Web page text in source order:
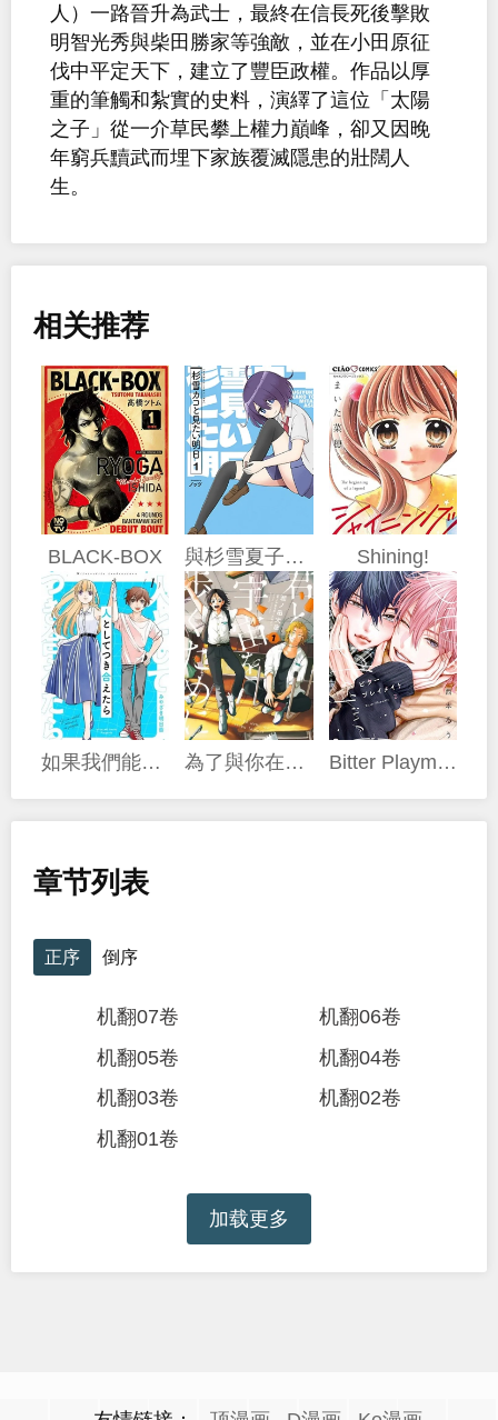
人）一路晉升為武士，最終在信長死後擊敗
明智光秀與柴田勝家等強敵，並在小田原征
伐中平定天下，建立了豐臣政權。作品以厚
重的筆觸和紮實的史料，演繹了這位「太陽
之子」從一介草民攀上權力巔峰，卻又因晚
年窮兵黷武而埋下家族覆滅隱患的壯闊人
生。
相关推荐
BLACK-BOX 與杉雪夏子的明天 Shining!
如果我們能以人的身份相處 為了與你在宇宙行走 Bitter Playmate
章节列表
正序 倒序
机翻07卷
机翻06卷
机翻05卷
机翻04卷
机翻03卷
机翻02卷
机翻01卷
加载更多